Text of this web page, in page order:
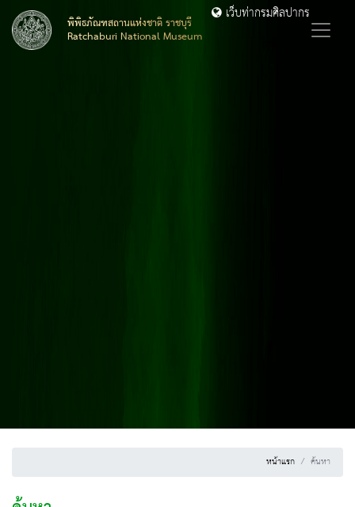
พิพิธภัณฑสถานแห่งชาติ ราชบุรี
Ratchaburi National Museum
เว็บท่ากรมศิลปากร
หน้าแรก ค้นหา